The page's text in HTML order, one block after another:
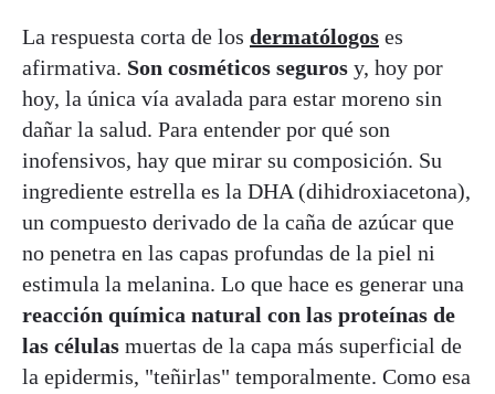
La respuesta corta de los dermatólogos es
afirmativa. Son cosméticos seguros y, hoy por
hoy, la única vía avalada para estar moreno sin
dañar la salud. Para entender por qué son
inofensivos, hay que mirar su composición. Su
ingrediente estrella es la DHA (dihidroxiacetona),
un compuesto derivado de la caña de azúcar que
no penetra en las capas profundas de la piel ni
estimula la melanina. Lo que hace es generar una
reacción química natural con las proteínas de
las células muertas de la capa más superficial de
la epidermis, "teñirlas" temporalmente. Como esa